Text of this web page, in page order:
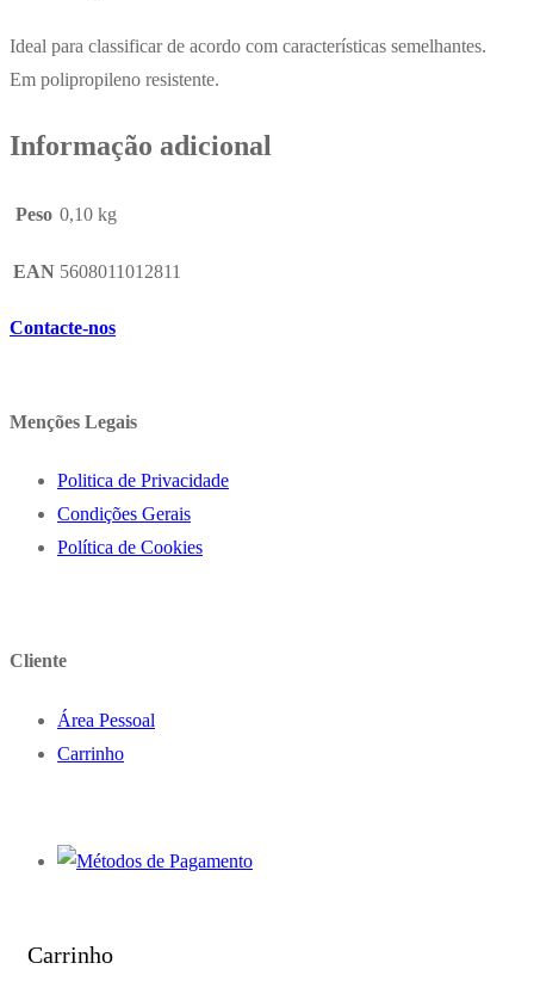
Ideal para classificar de acordo com características semelhantes.
Em polipropileno resistente.
Informação adicional
Peso 0,10 kg
EAN 5608011012811
Contacte-nos
Menções Legais
Politica de Privacidade
Condições Gerais
Política de Cookies
Cliente
Área Pessoal
Carrinho
Carrinho